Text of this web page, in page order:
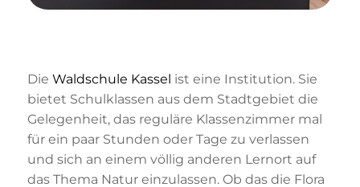
Die Waldschule Kassel ist eine Institution. Sie
bietet Schulklassen aus dem Stadtgebiet die
Gelegenheit, das reguläre Klassenzimmer mal
für ein paar Stunden oder Tage zu verlassen
und sich an einem völlig anderen Lernort auf
das Thema Natur einzulassen. Ob das die Flora